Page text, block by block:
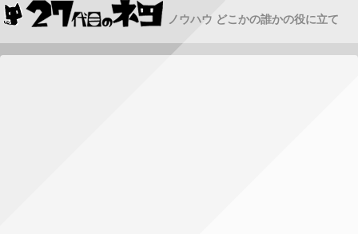
ノウハウ どこかの誰かの役に立て